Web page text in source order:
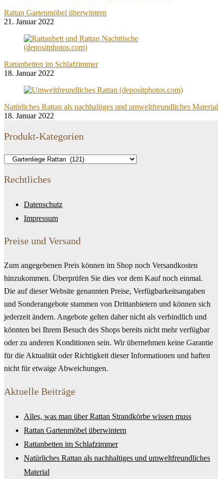
Rattan Gartenmöbel überwintern
21. Januar 2022
Rattanbetten im Schlafzimmer
18. Januar 2022
Natürliches Rattan als nachhaltiges und umweltfreundliches Material
18. Januar 2022
Produkt-Kategorien
Rechtliches
Datenschutz
Impressum
Preise und Versand
Zum angegebenen Preis können im Shop noch Versandkosten
hinzukommen. Überprüfen Sie dies vor dem Kauf noch einmal.
Die auf dieser Website genannten Preise, Verfügbarkeitsangaben
und Sonderangebote stammen von Drittanbietern und können sich
jederzeit ändern. Angebote gelten daher nicht als verbindlich und
könnten bei Ihrem Besuch des Shops bereits nicht mehr verfügbar
oder zu anderen Konditionen sein. Wir übernehmen keine Garantie
für die Aktualität oder Richtigkeit dieser Informationen und haften
nicht für etwaige Abweichungen.
Aktuelle Beiträge
Alles, was man über Rattan Strandkörbe wissen muss
Rattan Gartenmöbel überwintern
Rattanbetten im Schlafzimmer
Natürliches Rattan als nachhaltiges und umweltfreundliches
Material